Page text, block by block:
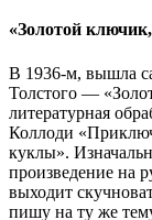
«Золотой
В 1936-м, вышла
Толстого —
литературная
Коллоди
куклы».
произведение на
выходит
пишу на ту же